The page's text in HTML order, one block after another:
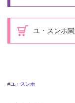
ユ・スンホ
ユ・スンホ